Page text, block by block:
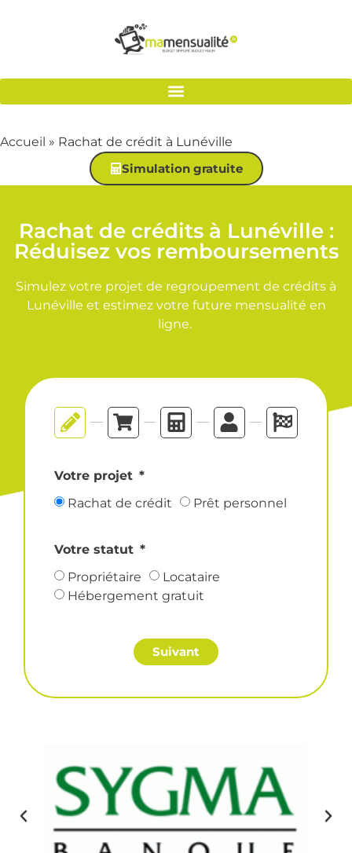
Accueil » Rachat de crédit à Lunéville
Simulation gratuite
Rachat de crédits à Lunéville :
Réduisez vos remboursements
Simulez votre projet de regroupement de crédits à
Lunéville et estimez votre future mensualité en
ligne.
Votre projet
Rachat de crédit
Prêt personnel
Votre statut
Propriétaire
Locataire
Hébergement gratuit
Suivant